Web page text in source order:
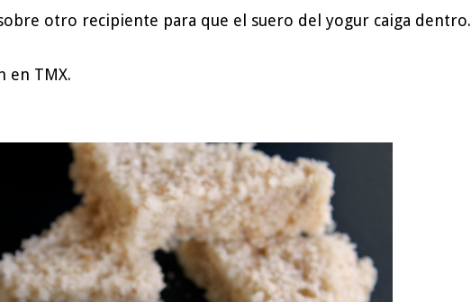
otro recipiente para que el suero del yogur caiga dentro.
en TMX.